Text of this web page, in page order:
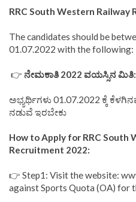
RRC South Western
The candidates should be
01.07.2022 with the following:
👉 ನೇಮಕಾತಿ 2022 ವಯಸ್ಸಿನ ಮಿತಿ:
ಅಭ್ಯರ್ಥಿಗಳು 01.07.2022 ಕ್ಕೆ
ನಡುವೆ ಇರಬೇಕು
How to Apply for RRC South
Recruitment 2022:
👉 Step1: Visit the website:
against Sports Quota (OA) for